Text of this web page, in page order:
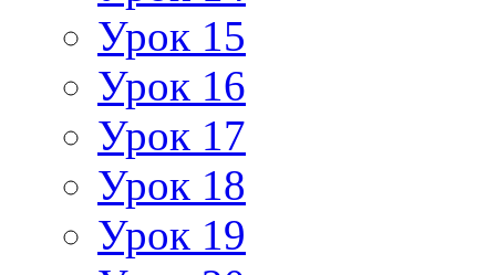
Урок 15
Урок 16
Урок 17
Урок 18
Урок 19